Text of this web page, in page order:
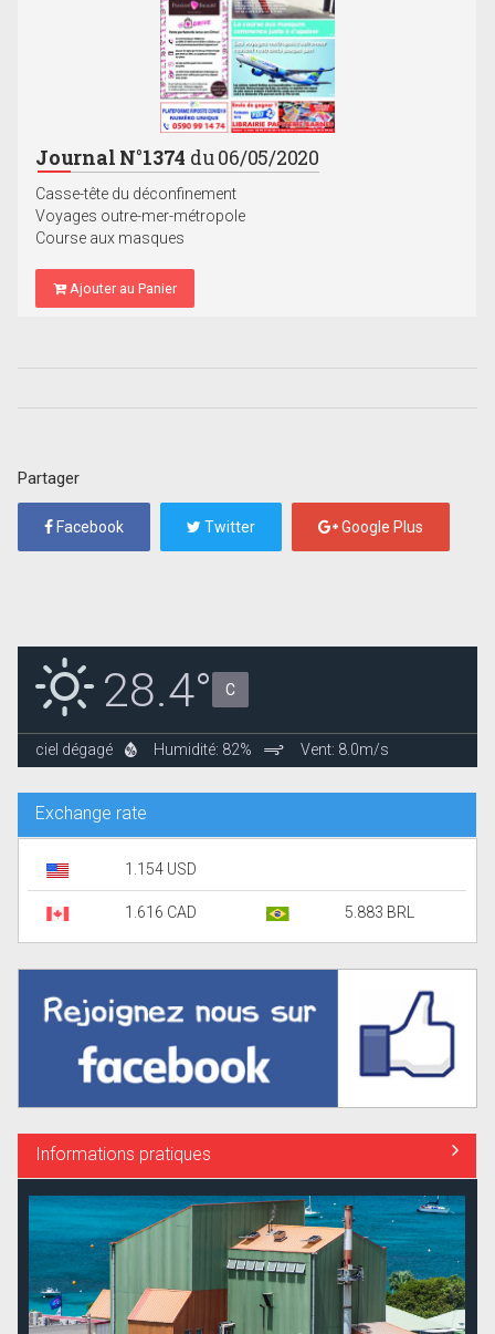
Journal N°1374 du 06/05/2020
Casse-tête du déconfinement
Voyages outre-mer-métropole
Course aux masques
Ajouter au Panier
Partager
Facebook Twitter Google Plus
28.4° C
ciel dégagé Humidité: 82% Vent: 8.0m/s
Exchange rate
1.154 USD
1.616 CAD 5.883 BRL
Informations pratiques